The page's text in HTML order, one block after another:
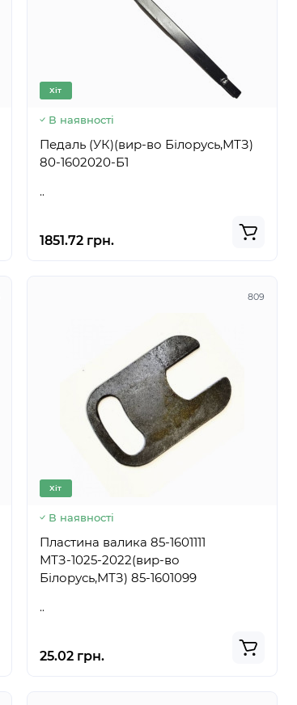
Хіт
В наявності
Педаль (УК)(вир-во Білорусь,МТЗ)
80-1602020-Б1
..
1851.72 грн.
809
Хіт
В наявності
Пластина валика 85-1601111
МТЗ-1025-2022(вир-во
Білорусь,МТЗ) 85-1601099
..
25.02 грн.